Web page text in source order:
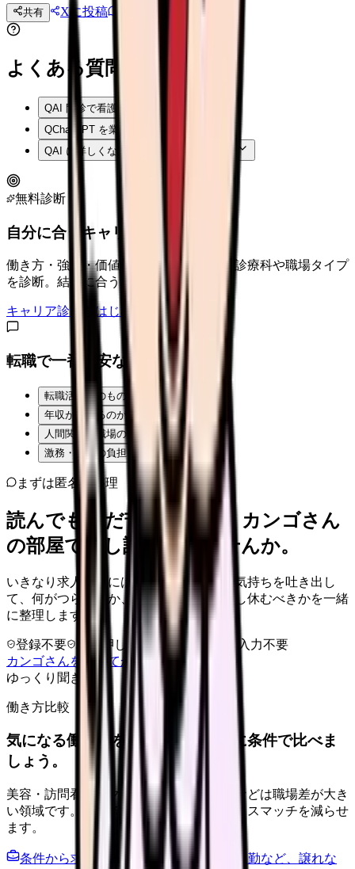
共有 Xに投稿 投稿文コピー
よくある質問
QAI 問診で看護師の仕事は無くなる?
QChatGPT を業務で使っていい?
QAI に詳しくない看護師は取り残される?
無料診断
自分に合うキャリアタイプは？
働き方・強み・価値観から、向いている診療科や職場タイプ
を診断。結果に合う求人も表示。
キャリア診断をはじめる
転職で一番不安なことは？
転職活動そのものが不安
年収が下がるのが怖い
人間関係・職場の雰囲気
激務・夜勤の負担
まずは匿名で整理
読んでもまだ苦しいなら、カンゴさん
の部屋で少し話してみませんか。
いきなり求人相談には進みません。今の気持ちを吐き出し
て、何がつらいのか、辞めるべきか、少し休むべきかを一緒
に整理します。
登録不要 求人押し売りなし
病院名は入力不要
カンゴさんを知ってから相談する
ゆっくり聞きます
働き方比較
気になる働き方を、求人を見る前に条件で比べま
しょう。
美容・訪問看護・クリニック・夜勤なしなどは職場差が大き
い領域です。希望条件を先に整理するとミスマッチを減らせ
ます。
条件から求人を見る
夜勤回数・残業・通勤など、譲れな